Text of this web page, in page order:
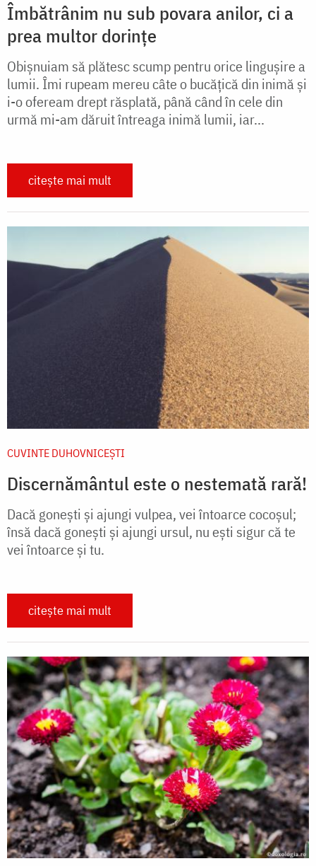
Îmbătrânim nu sub povara anilor, ci a
prea multor dorințe
Obișnuiam să plătesc scump pentru orice lingușire a
lumii. Îmi rupeam mereu câte o bucățică din inimă și
i-o ofeream drept răsplată, până când în cele din
urmă mi-am dăruit întreaga inimă lumii, iar...
citește mai mult
CUVINTE DUHOVNICEȘTI
Discernământul este o nestemată rară!
Dacă gonești și ajungi vulpea, vei întoarce cocoșul;
însă dacă gonești și ajungi ursul, nu ești sigur că te
vei întoarce și tu.
citește mai mult